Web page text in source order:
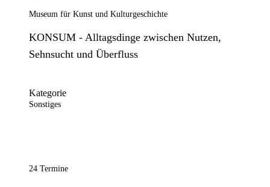
Museum für Kunst und Kulturgeschichte
KONSUM - Alltagsdinge zwischen Nutzen,
Sehnsucht und Überfluss
Kategorie
Sonstiges
24 Termine